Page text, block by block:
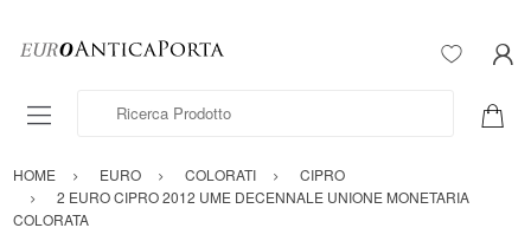
Ricerca Prodotto
HOME EURO COLORATI
CIPRO
2 EURO CIPRO 2012 UME DECENNALE UNIONE MONETARIA
COLORATA